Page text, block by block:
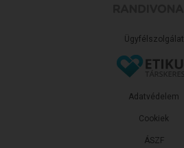
Ügyfélszolgálat
ÁSZF
Adatvédelem
Cookiek